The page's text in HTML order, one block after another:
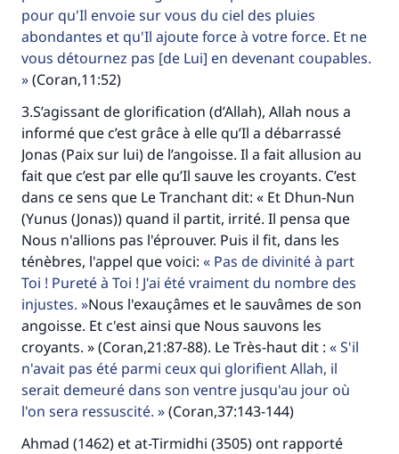
pour qu'Il envoie sur vous du ciel des pluies
abondantes et qu'Il ajoute force à votre force. Et ne
vous détournez pas [de Lui] en devenant coupables.
(Coran,11:52)
3.S’agissant de glorification (d’Allah), Allah nous a
informé que c’est grâce à elle qu’Il a débarrassé
Jonas (Paix sur lui) de l’angoisse. Il a fait allusion au
fait que c’est par elle qu’Il sauve les croyants. C’est
dans ce sens que Le Tranchant dit: « Et Dhun-Nun
(Yunus (Jonas)) quand il partit, irrité. Il pensa que
Nous n'allions pas l'éprouver. Puis il fit, dans les
ténèbres, l'appel que voici:
Pas de divinité à part
Toi ! Pureté à Toi ! J'ai été vraiment du nombre des
injustes.
Nous l'exauçâmes et le sauvâmes de son
angoisse. Et c'est ainsi que Nous sauvons les
croyants. » (Coran,21:87-88). Le Très-haut dit :
S'il
n'avait pas été parmi ceux qui glorifient Allah, il
serait demeuré dans son ventre jusqu'au jour où
l'on sera ressuscité.
(Coran,37:143-144)
Ahmad (1462) et at-Tirmidhi (3505) ont rapporté